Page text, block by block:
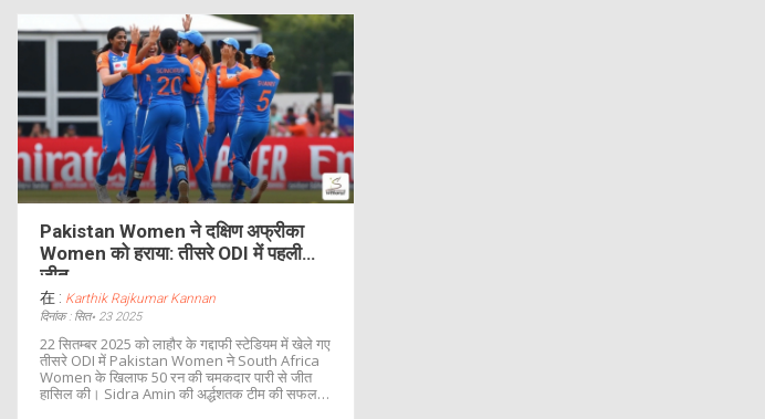
Pakistan Women ने दक्षिण अफ्रीका
Women को हराया: तीसरे ODI में पहली
जीत
在 : Karthik Rajkumar Kannan
दिनांक : सित॰ 23 2025
22 सितम्बर 2025 को लाहौर के गद्दाफी स्टेडियम में खेले गए
तीसरे ODI में Pakistan Women ने South Africa
Women के खिलाफ 50 रन की चमकदार पारी से जीत
हासिल की। Sidra Amin की अर्द्धशतक टीम की सफलता